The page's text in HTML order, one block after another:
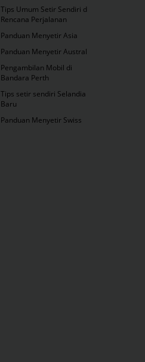
Tips Umum Setir Sendiri dan
Rencana Perjalanan
Panduan Menyetir Asia
Panduan Menyetir Australia
Pengambilan Mobil di
Bandara Perth
Tips setir sendiri Selandia
Baru
Panduan Menyetir Swiss